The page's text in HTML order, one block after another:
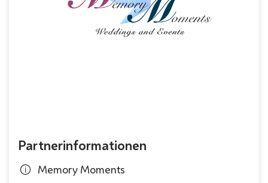
Partnerinformationen
Memory Moments